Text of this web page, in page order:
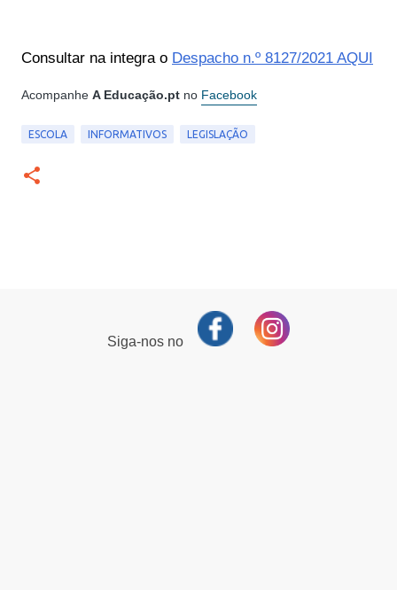
Consultar na integra o Despacho n.º 8127/2021 AQUI
Acompanhe A Educação.pt no Facebook
ESCOLA INFORMATIVOS LEGISLAÇÃO
Siga-nos no